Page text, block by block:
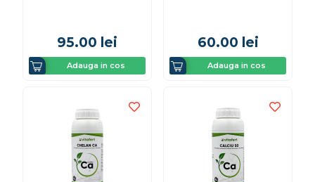
95.00 lei
Adauga in cos
60.00 lei
Adauga in cos